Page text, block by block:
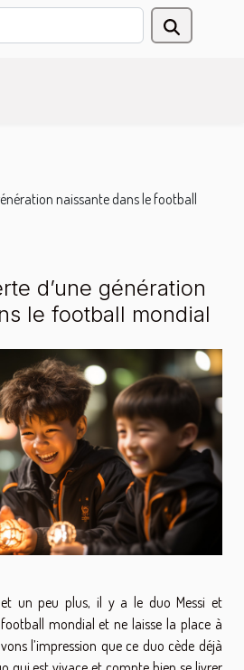
naissante dans le football
d’une génération
le football mondial
et un peu plus, il y a le duo Messi et
mondial et ne laisse la place à
l’impression que ce duo cède déjà